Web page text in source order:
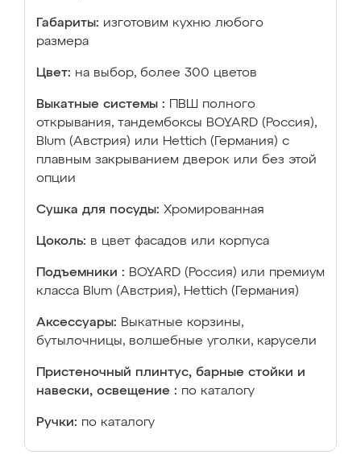
Габариты: изготовим кухню любого
размера
Цвет: на выбор, более 300 цветов
Выкатные системы :
ПВШ полного
открывания, тандембоксы BOYARD (Россия),
Blum (Австрия) или Hettich (Германия) с
плавным закрыванием дверок или без этой
опции
Сушка для посуды: Хромированная
Цоколь: в цвет фасадов или корпуса
Подъемники : BOYARD (Россия) или премиум
класса Blum (Австрия), Hettich (Германия)
Аксессуары: Выкатные корзины,
бутылочницы, волшебные уголки, карусели
Пристеночный плинтус, барные стойки и
навески, освещение : по каталогу
Ручки: по каталогу